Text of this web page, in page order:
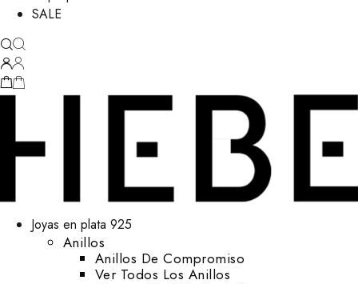
SALE
Joyas en plata 925
Anillos
Anillos De Compromiso
Ver Todos Los Anillos